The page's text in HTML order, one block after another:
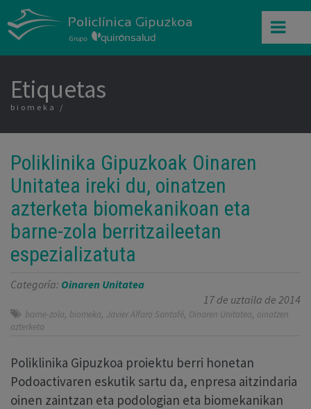
Etiquetas
biomeka
Poliklinika Gipuzkoak Oinaren
Unitatea ireki du, oinatzen
azterketa biomekanikoan eta
barne-zola berritzaileetan
espezializatuta
Categoría: Oinaren Unitatea
17 de uztaila de 2014
barne-zola, biomeka, Javier Alfaro Santafé, Oinaren Unitatea, oinatzen
azterketa
Poliklinika Gipuzkoa proiektu berri honetan
Podoactivaren eskutik sartu da, enpresa aitzindaria
oinen zaintzan eta podologian eta biomekanikan